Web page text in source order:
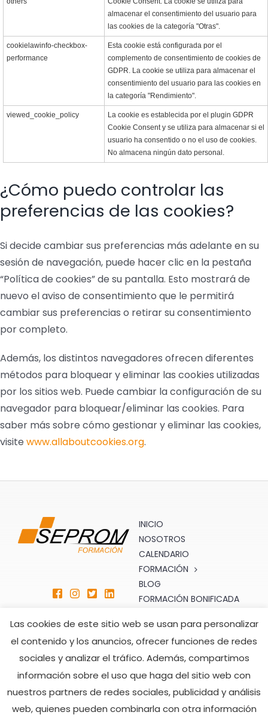
almacenar el consentimiento del usuario para
las cookies de la categoría "Otras".
cookielawinfo-checkbox-
performance
Esta cookie está configurada por el
complemento de consentimiento de cookies de
GDPR. La cookie se utiliza para almacenar el
consentimiento del usuario para las cookies en
la categoría "Rendimiento".
viewed_cookie_policy
La cookie es establecida por el plugin GDPR
Cookie Consent y se utiliza para almacenar si el
usuario ha consentido o no el uso de cookies.
No almacena ningún dato personal.
¿Cómo puedo controlar las
preferencias de las cookies?
Si decide cambiar sus preferencias más adelante en su
sesión de navegación, puede hacer clic en la pestaña
“Política de cookies” de su pantalla. Esto mostrará de
nuevo el aviso de consentimiento que le permitirá
cambiar sus preferencias o retirar su consentimiento
por completo.
Además, los distintos navegadores ofrecen diferentes
métodos para bloquear y eliminar las cookies utilizadas
por los sitios web. Puede cambiar la configuración de su
navegador para bloquear/eliminar las cookies. Para
saber más sobre cómo gestionar y eliminar las cookies,
visite www.allaboutcookies.org.
INICIO
NOSOTROS
CALENDARIO
FORMACIÓN
BLOG
FORMACIÓN BONIFICADA
TIENDA
CONTACTO
ATENCIÓN AL CLIENTE
formacion@seprom.es
902 008 482
HORARIO DE ATENCIÓN
TELEFÓNICA
Lunes a Viernes
Las cookies de este sitio web se usan para personalizar
el contenido y los anuncios, ofrecer funciones de redes
sociales y analizar el tráfico. Además, compartimos
información sobre el uso que haga del sitio web con
nuestros partners de redes sociales, publicidad y análisis
web, quienes pueden combinarla con otra información